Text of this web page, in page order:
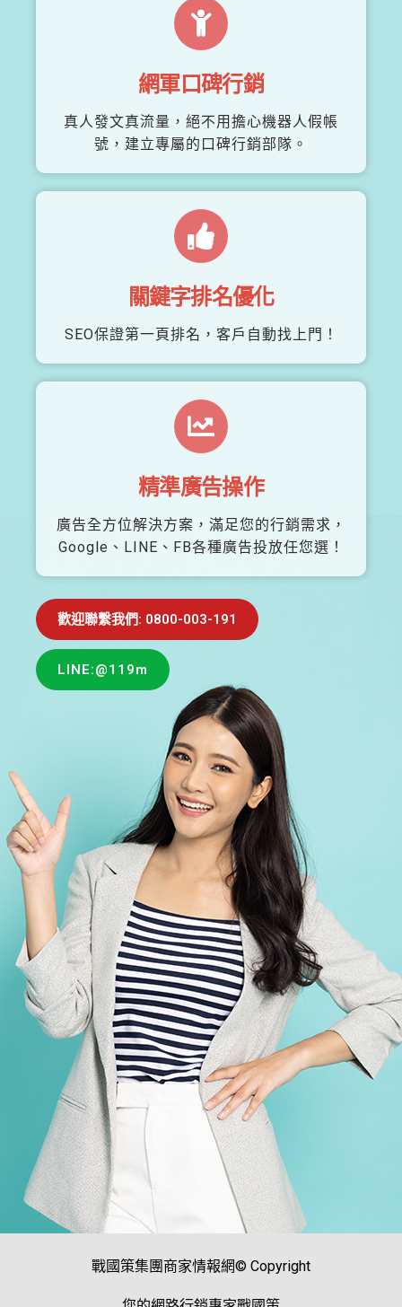
網軍口碑行銷
真人發文真流量，絕不用擔心機器人假帳
號，建立專屬的口碑行銷部隊。
關鍵字排名優化
SEO保證第一頁排名，客戶自動找上門！
精準廣告操作
廣告全方位解決方案，滿足您的行銷需求，
Google、LINE、FB各種廣告投放任您選！
歡迎聯繫我們: 0800-003-191
LINE:@119m
戰國策集團商家情報網© Copyright